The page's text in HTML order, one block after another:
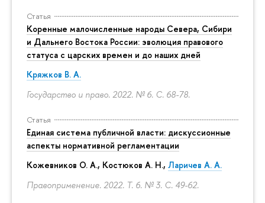
Статья
Коренные малочисленные народы Севера, Сибири
и Дальнего Востока России: эволюция правового
статуса с царских времен и до наших дней
Кряжков В. А.
Государство и право. 2022. № 6. С. 68-78.
Статья
Единая система публичной власти: дискуссионные
аспекты нормативной регламентации
Кожевников О. А., Костюков А. Н., Ларичев А. А.
Правоприменение. 2022. Т. 6. № 3. С. 49-62.